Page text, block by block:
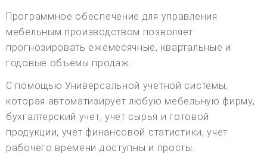
Программное обеспечение для управления
мебельным производством позволяет
прогнозировать ежемесячные, квартальные и
годовые объемы продаж.
С помощью Универсальной учетной системы,
которая автоматизирует любую мебельную фирму,
бухгалтерский учет, учет сырья и готовой
продукции, учет финансовой статистики, учет
рабочего времени доступны и просты.